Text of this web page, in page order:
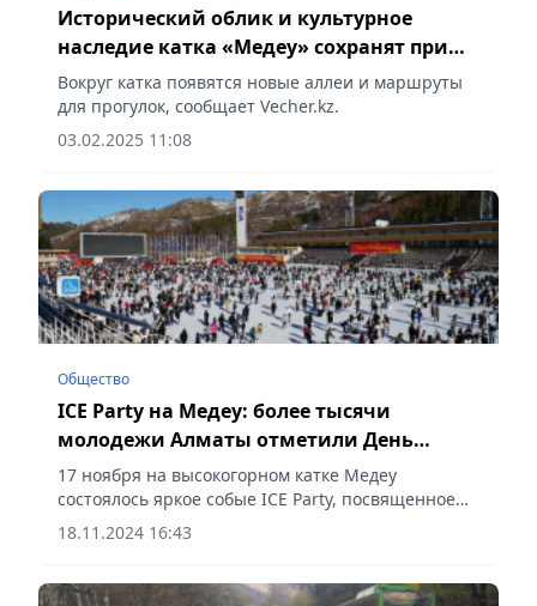
Исторический облик и культурное
наследие катка «Медеу» сохранят при
его реконструкции
Вокруг катка появятся новые аллеи и маршруты
для прогулок, сообщает Vecher.kz.
03.02.2025 11:08
Общество
ICE Party на Медеу: более тысячи
молодежи Алматы отметили День
студента
17 ноября на высокогорном катке Медеу
состоялось яркое собые ICE Party, посвященное
Международному дню студентов, сообщает
Vecher.kz.
18.11.2024 16:43